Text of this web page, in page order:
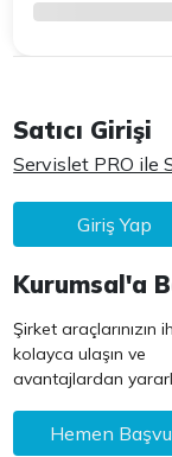
Satıcı Girişi
Servislet PRO ile
Giriş Yap
Kurumsal'a
Şirket araçlarınızın
kolayca ulaşın ve
avantajlardan
Hemen